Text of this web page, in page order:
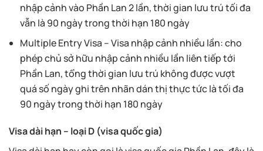
nhập cảnh vào Phần Lan 2 lần, thời gian lưu trú tối đa
vẫn là 90 ngày trong thời hạn 180 ngày
Multiple Entry Visa – Visa nhập cảnh nhiều lần: cho
phép chủ sở hữu nhập cảnh nhiều lần liên tiếp tới
Phần Lan, tổng thời gian lưu trú không được vượt
quá số ngày ghi trên nhãn dán thị thực tức là tối đa
90 ngày trong thời hạn 180 ngày
Visa dài hạn – loại D (visa quốc gia)